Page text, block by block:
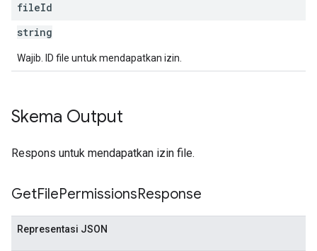
fileId
string
Wajib. ID file untuk mendapatkan izin.
Skema Output
Respons untuk mendapatkan izin file.
GetFilePermissionsResponse
Representasi JSON